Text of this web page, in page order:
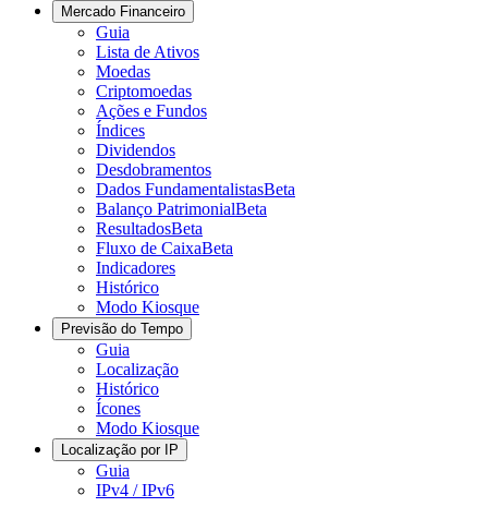
Mercado Financeiro
Guia
Lista de Ativos
Moedas
Criptomoedas
Ações e Fundos
Índices
Dividendos
Desdobramentos
Dados FundamentalistasBeta
Balanço PatrimonialBeta
ResultadosBeta
Fluxo de CaixaBeta
Indicadores
Histórico
Modo Kiosque
Previsão do Tempo
Guia
Localização
Histórico
Ícones
Modo Kiosque
Localização por IP
Guia
IPv4 / IPv6